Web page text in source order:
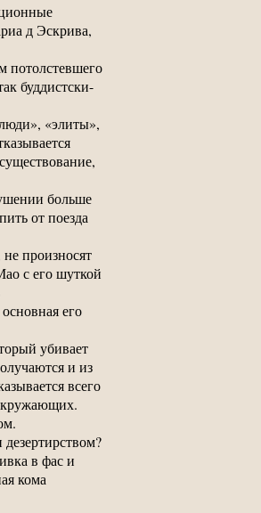
д Эскрива,
потолстевшего
буддистски-
«элиты»,
больше
от поезда
произносят
с его шуткой
его
убивает
и из
всего
в фас и
кома